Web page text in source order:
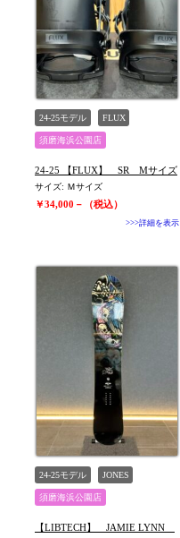
24-25モデル FLUX
須磨海浜公園店
24-25 【FLUX】 SR Mサイズ
サイズ: Ｍサイズ
￥34,000－（税込）
>>>詳細を表示
24-25モデル JONES
須磨海浜公園店
【LIBTECH】 JAMIE LYNN